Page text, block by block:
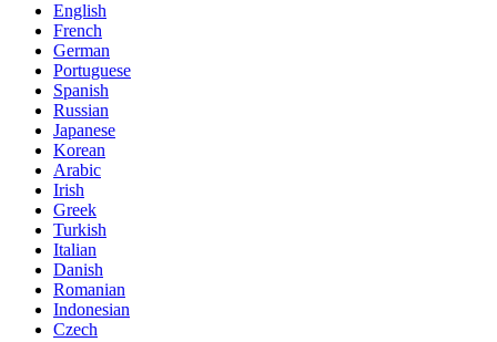
English
French
German
Portuguese
Spanish
Russian
Japanese
Korean
Arabic
Irish
Greek
Turkish
Italian
Danish
Romanian
Indonesian
Czech